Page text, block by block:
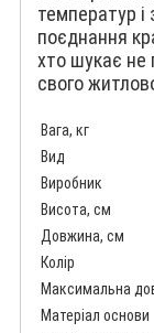
температур і
поєднання
хто шукає не
свого
Вага, кг
Вид
Виробник
Висота, см
Довжина, см
Колір
Максимальна
Матеріал основи